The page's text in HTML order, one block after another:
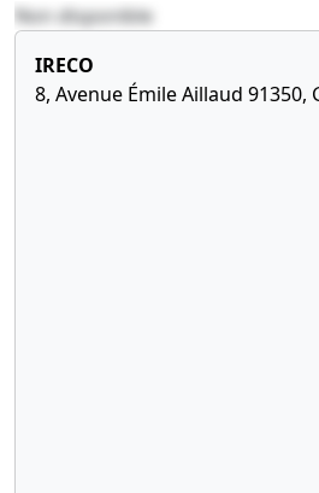
Non disponible
IRECO
8, Avenue Émile Aillaud 91350,